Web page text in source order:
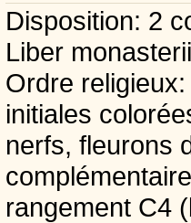
Disposition: 2
Liber
Ordre
initiales
nerfs, fleurons
rangement C4